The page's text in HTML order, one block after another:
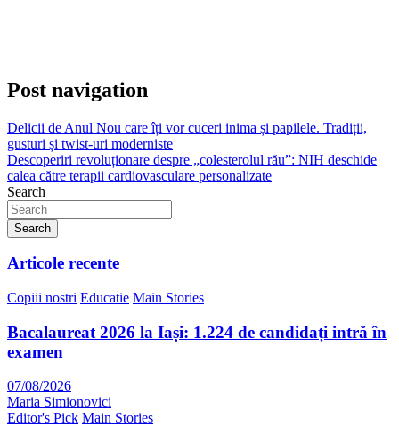
Post navigation
Delicii de Anul Nou care îți vor cuceri inima și papilele. Tradiții,
gusturi și twist-uri moderniste
Descoperiri revoluționare despre „colesterolul rău”: NIH deschide
calea către terapii cardiovasculare personalizate
Search
Search
Articole recente
Copiii nostri Educatie Main Stories
Bacalaureat 2026 la Iași: 1.224 de candidați intră în
examen
07/08/2026
Maria Simionovici
Editor's Pick Main Stories